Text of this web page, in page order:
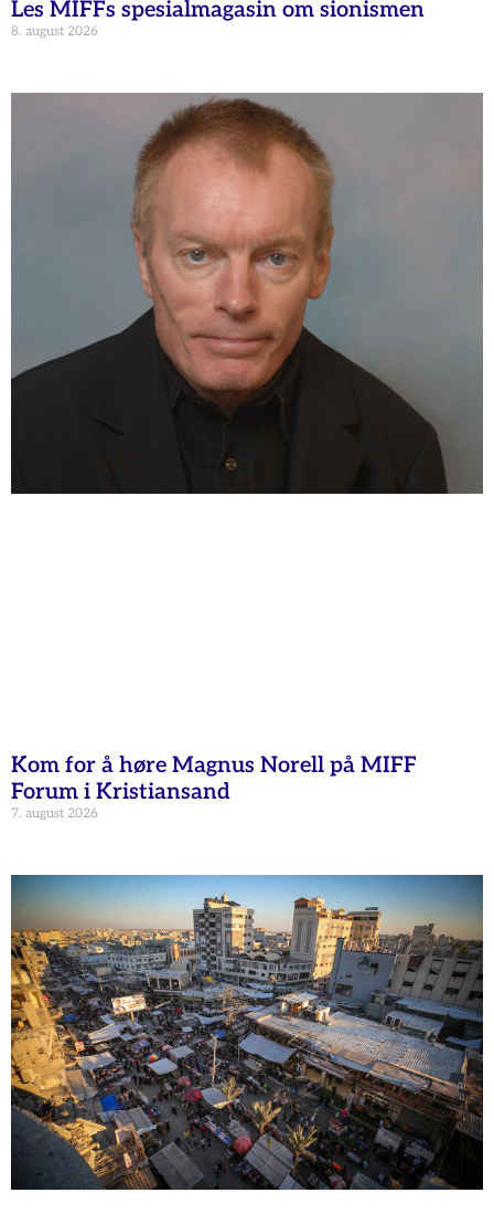
Les MIFFs spesialmagasin om sionismen
8. august 2026
Kom for å høre Magnus Norell på MIFF
Forum i Kristiansand
7. august 2026